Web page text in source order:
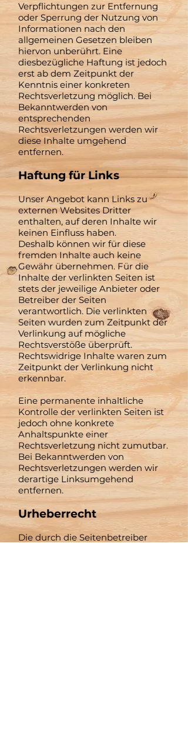
Verpflichtungen zur Entfernung
oder Sperrung der Nutzung von
Informationen nach den
allgemeinen Gesetzen bleiben
hiervon unberührt. Eine
diesbezügliche Haftung ist jedoch
erst ab dem Zeitpunkt der
Kenntnis einer konkreten
Rechtsverletzung möglich. Bei
Bekanntwerden von
entsprechenden
Rechtsverletzungen werden wir
diese Inhalte umgehend
entfernen.
Haftung für Links
Unser Angebot kann Links zu
externen Websites Dritter
enthalten, auf deren Inhalte wir
keinen Einfluss haben.
Deshalb können wir für diese
fremden Inhalte auch keine
Gewähr übernehmen. Für die
Inhalte der verlinkten Seiten ist
stets der jeweilige Anbieter oder
Betreiber der Seiten
verantwortlich. Die verlinkten
Seiten wurden zum Zeitpunkt der
Verlinkung auf mögliche
Rechtsverstöße überprüft.
Rechtswidrige Inhalte waren zum
Zeitpunkt der Verlinkung nicht
erkennbar.
Eine permanente inhaltliche
Kontrolle der verlinkten Seiten ist
jedoch ohne konkrete
Anhaltspunkte einer
Rechtsverletzung nicht zumutbar.
Bei Bekanntwerden von
Rechtsverletzungen werden wir
derartige Linksumgehend
entfernen.
Urheberrecht
Die durch die Seitenbetreiber